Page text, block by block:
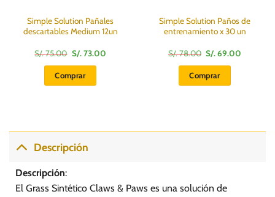
Simple Solution Pañales
descartables Medium 12un
S/.75.00 El
precio
original
era:
S/.
S/.73.00El
Comprar
Simple Solution Paños de
entrenamiento x 30 un
S/.78.00 El
precio
original
era:
S/.
S/.69.00
Comprar
Descripción
Descripción:
El Grass Sintético Claws & Paws es una solución de